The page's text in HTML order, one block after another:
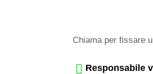
Chiama per fissare
Responsabile